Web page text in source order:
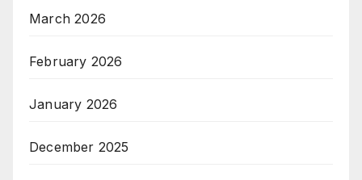
March 2026
February 2026
January 2026
December 2025